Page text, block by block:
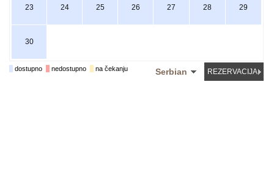
23 24 25 26 27 28 29
30
dostupno nedostupno na čekanju Serbian